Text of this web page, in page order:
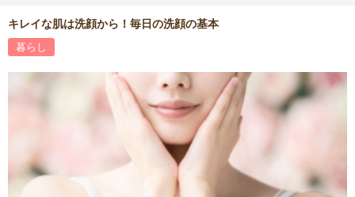
キレイな肌は洗顔から！毎日の洗顔の基本
暮らし